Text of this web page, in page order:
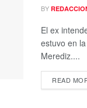
BY
El ex
estuvo en
Merediz....
READ